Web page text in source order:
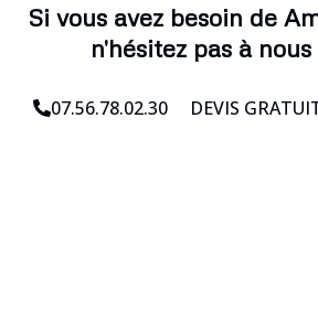
Si vous avez besoin de
n'hésitez pas à
07.56.78.02.30 DEVIS